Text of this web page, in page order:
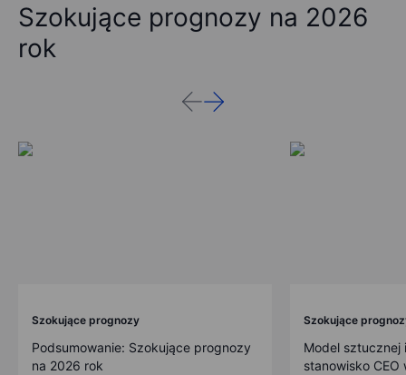
Szokujące prognozy na 2026
rok
Szokujące prognozy
Podsumowanie: Szokujące prognozy
na 2026 rok
Szokujące
Model sztucznej
stanowisko CEO